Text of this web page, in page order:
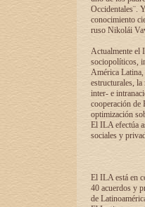
Occidentales¨.
conocimiento
ruso Nikolái
Actualmente el
sociopolíticos,
América Latina,
estructurales,
inter- e
cooperación de
optimización
El ILA efectúa
sociales y
El ILA está en
40 acuerdos y
de